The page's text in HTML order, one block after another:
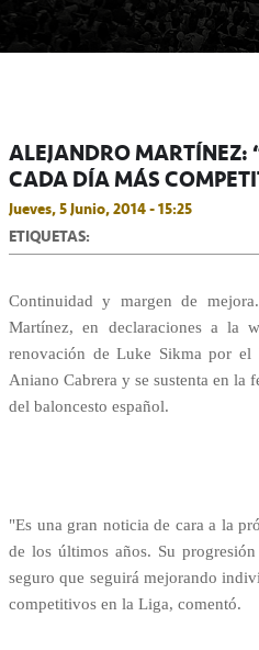
ALEJANDRO MARTÍNEZ:
CADA DÍA MÁS
Jueves, 5 Junio, 2014 - 15:25
ETIQUETAS:
Continuidad y margen de
Martínez, en declaraciones a la
renovación de Luke Sikma por el
Aniano Cabrera y se sustenta en la
del baloncesto español.
"Es una gran noticia de cara a la
de los últimos años. Su
seguro que seguirá mejorando
competitivos en la Liga, comentó.